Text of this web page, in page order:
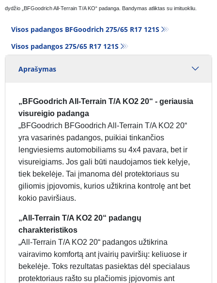
dydžio „BFGoodrich All-Terrain T/A KO“ padanga. Bandymas atliktas su imituokliu.
Visos padangos BFGoodrich 275/65 R17 121S
Visos padangos‎ 275/65 R17 121S
Aprašymas
„BFGoodrich All-Terrain T/A KO2 20“ - geriausia
visureigio padanga
„BFGoodrich BFGoodrich All-Terrain T/A KO2 20“
yra vasarinės padangos, puikiai tinkančios
lengviesiems automobiliams su 4x4 pavara, bet ir
visureigiams. Jos gali būti naudojamos tiek kelyje,
tiek bekelėje. Tai įmanoma dėl protektoriaus su
giliomis įpjovomis, kurios užtikrina kontrolę ant bet
kokio paviršiaus.
„All-Terrain T/A KO2 20“ padangų
charakteristikos
„All-Terrain T/A KO2 20“ padangos užtikrina
vairavimo komfortą ant įvairių paviršių: keliuose ir
bekelėje. Toks rezultatas pasiektas dėl specialaus
protektoriaus rašto su plačiomis įpjovomis ant